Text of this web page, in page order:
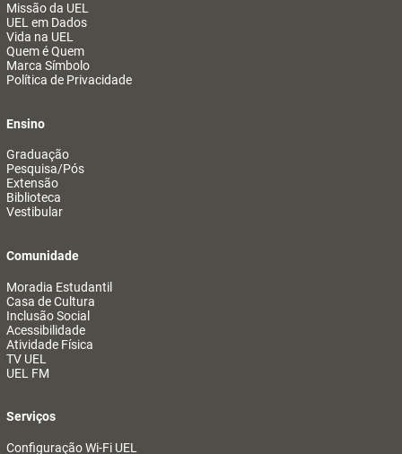
Missão da UEL
UEL em Dados
Vida na UEL
Quem é Quem
Marca Símbolo
Política de Privacidade
Ensino
Graduação
Pesquisa/Pós
Extensão
Biblioteca
Vestibular
Comunidade
Moradia Estudantil
Casa de Cultura
Inclusão Social
Acessibilidade
Atividade Física
TV UEL
UEL FM
Serviços
Configuração Wi-Fi UEL